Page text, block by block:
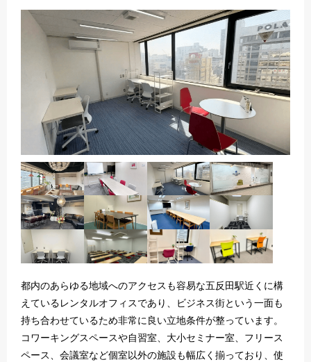
都内のあらゆる地域へのアクセスも容易な五反田駅近くに構
えているレンタルオフィスであり、ビジネス街という一面も
持ち合わせているため非常に良い立地条件が整っています。
コワーキングスペースや自習室、大小セミナー室、フリース
ペース、会議室など個室以外の施設も幅広く揃っており、使